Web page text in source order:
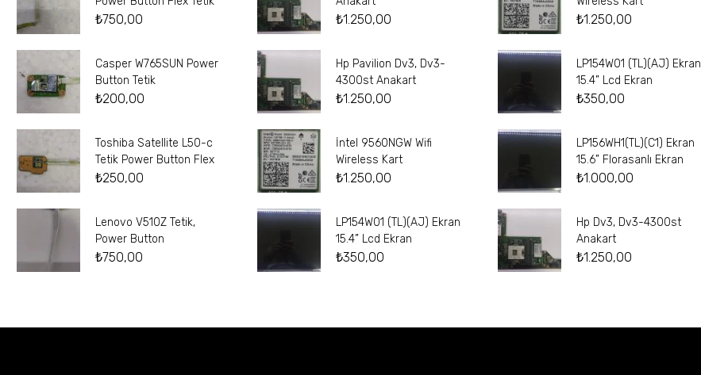
₺750,00
Casper W765SUN Power
Button Tetik
₺200,00
Toshiba Satellite L50-c
Tetik Power Button Flex
₺250,00
Lenovo V510Z Tetik,
Power Button
₺750,00
₺1.250,00
Hp Pavilion Dv3, Dv3-
4300st Anakart
₺1.250,00
İntel 9560NGW Wifi
Wireless Kart
₺1.250,00
LP154W01 (TL)(AJ) Ekran
15.4” Lcd Ekran
₺350,00
₺1.250,00
LP154W01 (TL)(AJ) Ekran
15.4” Lcd Ekran
₺350,00
LP156WH1(TL)(C1) Ekran
15.6” Florasanlı Ekran
₺1.000,00
Hp Dv3, Dv3-4300st
Anakart
₺1.250,00